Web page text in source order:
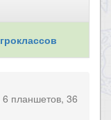
планшетов, 36